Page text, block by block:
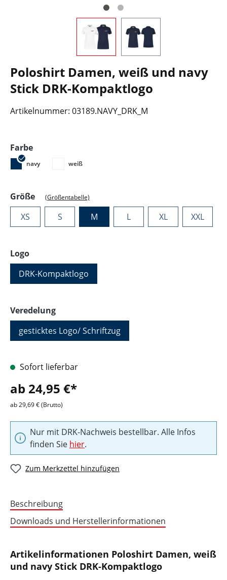
Poloshirt Damen, weiß und navy
Stick DRK-Kompaktlogo
Artikelnummer: 03189.NAVY_DRK_M
Farbeauswählen
navy weiß
Größeauswählen
(Größentabelle)
XS S M L XL XXL
Logoauswählen
DRK-Kompaktlogo
Veredelungauswählen
gesticktes Logo/ Schriftzug
Sofort lieferbar
ab 24,95 €*
ab 29,69 € (Brutto)
Nur mit DRK-Nachweis bestellbar. Alle Infos
finden Sie hier.
Zum Merkzettel hinzufügen
Beschreibung
Downloads und Herstellerinformationen
Artikelinformationen Poloshirt Damen, weiß
und navy Stick DRK-Kompaktlogo